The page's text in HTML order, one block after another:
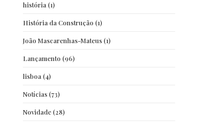
história (1)
História da Construção (1)
João Mascarenhas-Mateus (1)
Lançamento (96)
lisboa (4)
Notícias (73)
Novidade (28)